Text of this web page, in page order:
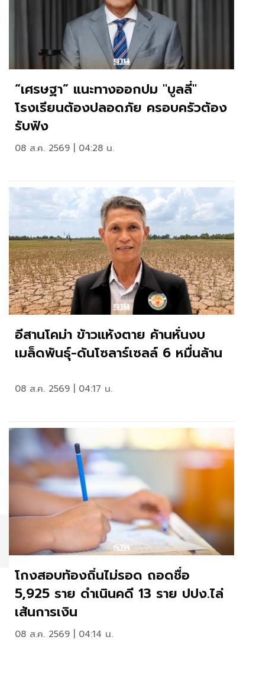
“เศรษฐา” แนะทางออกปม "บูลลี่"
โรงเรียนต้องปลอดภัย ครอบครัวต้อง
รับฟัง
08 ส.ค. 2569 | 04:28 น.
อีสานโคม่า ข้าวแห้งตาย ค้านหั่นงบ
เมล็ดพันธุ์-ดันโซลาร์เซลล์ 6 หมื่นล้าน
08 ส.ค. 2569 | 04:17 น.
โกงสอบท้องถิ่นไม่รอด ถอดชื่อ
5,925 ราย ดำเนินคดี 13 ราย ปปง.ไล่
เส้นการเงิน
08 ส.ค. 2569 | 04:14 น.